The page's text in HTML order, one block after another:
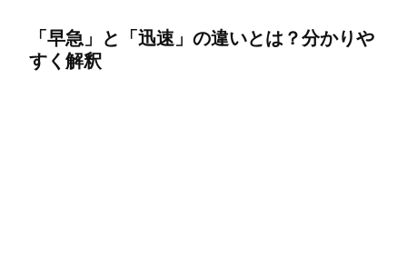
「早急」と「迅速」の違いとは？分かりや
すく解釈